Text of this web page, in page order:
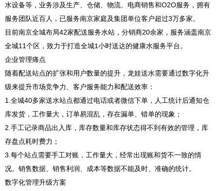
水设备等，业务涉及生产、仓储、物流、电商销售和O2O服务，拥有
服务团队近百人，已服务南京家庭及集团单位客户超过3万多家。
目前南京全城布局42家配送服务水站，分销商20余家，服务涵盖南京
全城11个区，致力于打造全城1小时送达的健康水服务平台。
企业管理痛点
随着配送站点的扩张和用户数量的提升，龙娃送水需要通过数字化升
级来提升市场竞争力、客户服务能力和配送效率：
1.全城40多家送水站点都通过电话或者微信下单，人工统计后通知仓
库发货，工作量大，订单易混乱，存在漏单、错单的现象；
2.手工记录商品出入库，库存数量和库存状态得不到有效的管理，库
存盘点耗时费力；
3.每个站点需要手工对账，工作量大，经常出现账和货不一致的情
况。销售数据、销售利润、成本等数据不能及时、准确的统计。
数字化管理升级方案